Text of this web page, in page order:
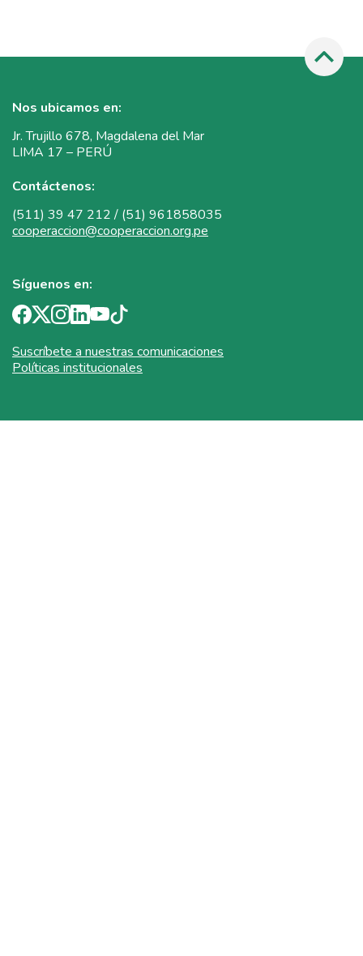
Nos ubicamos en:
Jr. Trujillo 678, Magdalena del Mar
LIMA 17 – PERÚ
Contáctenos:
(511) 39 47 212 / (51) 961858035
cooperaccion@cooperaccion.org.pe
Síguenos en:
Suscríbete a nuestras comunicaciones
Políticas institucionales